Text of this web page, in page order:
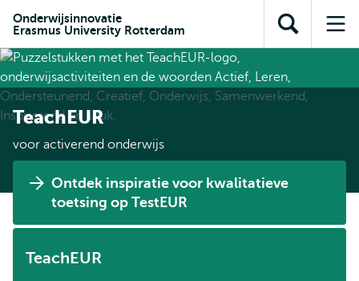
inhoud
gaan
gaan
Direct naar
subnavigatie
Onderwijsinnovatie
Erasmus University Rotterdam
Toon
zoekveld
TeachEUR
voor activerend onderwijs
Ontdek inspiratie voor kwalitatieve
toetsing op TestEUR
TeachEUR